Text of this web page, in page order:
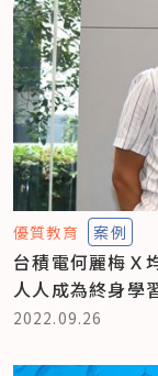
優質教育 案例
台積電何麗梅Ｘ
人人成為終身學
2022.09.26